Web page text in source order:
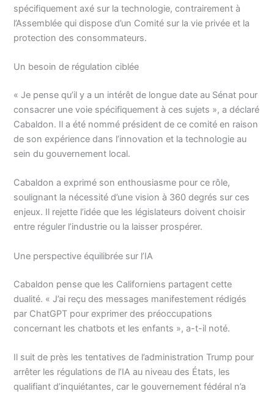
spécifiquement axé sur la technologie, contrairement à
l’Assemblée qui dispose d’un Comité sur la vie privée et la
protection des consommateurs.
Un besoin de régulation ciblée
« Je pense qu’il y a un intérêt de longue date au Sénat pour
consacrer une voie spécifiquement à ces sujets », a déclaré
Cabaldon. Il a été nommé président de ce comité en raison
de son expérience dans l’innovation et la technologie au
sein du gouvernement local.
Cabaldon a exprimé son enthousiasme pour ce rôle,
soulignant la nécessité d’une vision à 360 degrés sur ces
enjeux. Il rejette l’idée que les législateurs doivent choisir
entre réguler l’industrie ou la laisser prospérer.
Une perspective équilibrée sur l’IA
Cabaldon pense que les Californiens partagent cette
dualité. « J’ai reçu des messages manifestement rédigés
par ChatGPT pour exprimer des préoccupations
concernant les chatbots et les enfants », a-t-il noté.
Il suit de près les tentatives de l’administration Trump pour
arrêter les régulations de l’IA au niveau des États, les
qualifiant d’inquiétantes, car le gouvernement fédéral n’a